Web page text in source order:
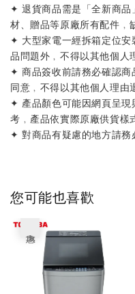
✦ 退貨商品需是「全新商品
材、贈品等原廠所有配件﹐
✦ 大型家電一經拆箱定位安
品問題外﹐不得以其他個人
✦ 商品簽收前請務必確認商
同意﹐不得以其他個人理由
✦ 產品顏色可能因網頁呈現
考﹐產品依實際原廠供貨樣
✦ 對商品有疑慮的地方請務
您可能也喜歡